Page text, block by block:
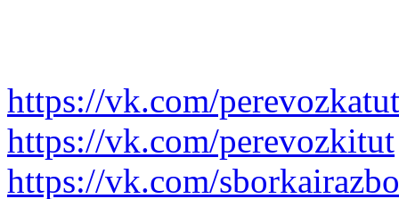
https://vk.com/perevozkatut
https://vk.com/perevozkitut
https://vk.com/